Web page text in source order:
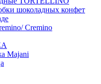
шоколадных конфет
Cremino
Majani